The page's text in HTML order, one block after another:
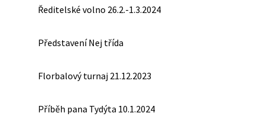
Ředitelské volno 26.2.-1.3.2024
Představení Nej třída
Florbalový turnaj 21.12.2023
Příběh pana Tydýta 10.1.2024